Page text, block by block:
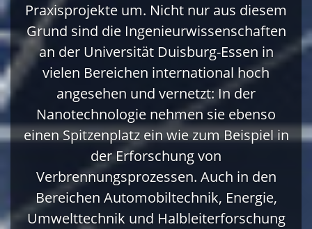
Praxisprojekte um. Nicht nur aus diesem
Grund sind die Ingenieurwissenschaften
an der Universität Duisburg-Essen in
vielen Bereichen international hoch
angesehen und vernetzt: In der
Nanotechnologie nehmen sie ebenso
einen Spitzenplatz ein wie zum Beispiel in
der Erforschung von
Verbrennungsprozessen. Auch in den
Bereichen Automobiltechnik, Energie,
Umwelttechnik und Halbleiterforschung